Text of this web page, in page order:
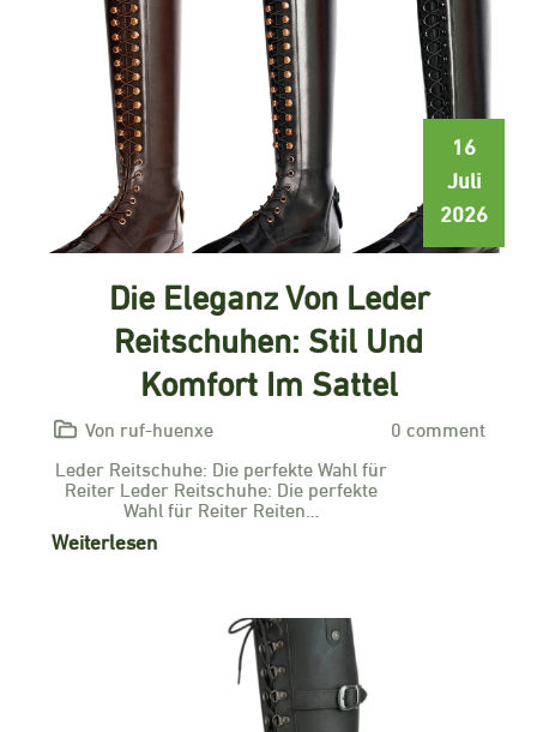
16
Juli
2026
Die Eleganz Von Leder
Reitschuhen: Stil Und
Komfort Im Sattel
Von ruf-huenxe
0 comment
Leder Reitschuhe: Die perfekte Wahl für
Reiter Leder Reitschuhe: Die perfekte
Wahl für Reiter Reiten…
Weiterlesen